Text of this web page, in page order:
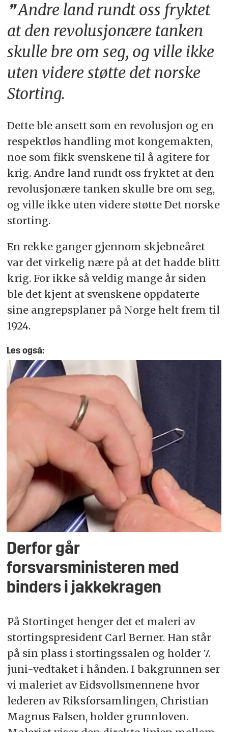
Andre land rundt oss fryktet
at den revolusjonære tanken
skulle bre om seg, og ville ikke
uten videre støtte det norske
Storting.
Dette ble ansett som en revolusjon og en
respektløs handling mot kongemakten,
noe som fikk svenskene til å agitere for
krig. Andre land rundt oss fryktet at den
revolusjonære tanken skulle bre om seg,
og ville ikke uten videre støtte Det norske
storting.
En rekke ganger gjennom skjebneåret
var det virkelig nære på at det hadde blitt
krig. For ikke så veldig mange år siden
ble det kjent at svenskene oppdaterte
sine angrepsplaner på Norge helt frem til
1924.
Les også:
Derfor går
forsvarsministeren med
binders i jakkekragen
På Stortinget henger det et maleri av
stortingspresident Carl Berner. Han står
på sin plass i stortingssalen og holder 7.
juni-vedtaket i hånden. I bakgrunnen ser
vi maleriet av Eidsvollsmennene hvor
lederen av Riksforsamlingen, Christian
Magnus Falsen, holder grunnloven.